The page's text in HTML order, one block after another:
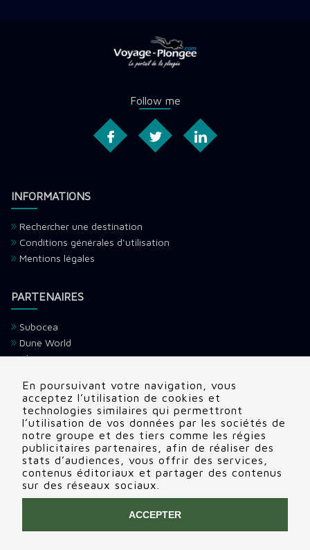
Follow me
INFORMATIONS
Rechercher une destination
Conditions générales d'utilisation
Mentions légales
PARTENAIRES
Subocea
Dune World
Ultramarina
Devenir partenaire
CONTACTS
Adresse:22 rue Edouard, Clamart (92140), France
Tél:+336 69 72 88 86
Contactez nous
En poursuivant votre navigation, vous
acceptez l’utilisation de cookies et
technologies similaires qui permettront
l’utilisation de vos données par les sociétés de
notre groupe et des tiers comme les régies
publicitaires partenaires, afin de réaliser des
stats d’audiences, vous offrir des services,
contenus éditoriaux et partager des contenus
sur des réseaux sociaux.
ACCEPTER